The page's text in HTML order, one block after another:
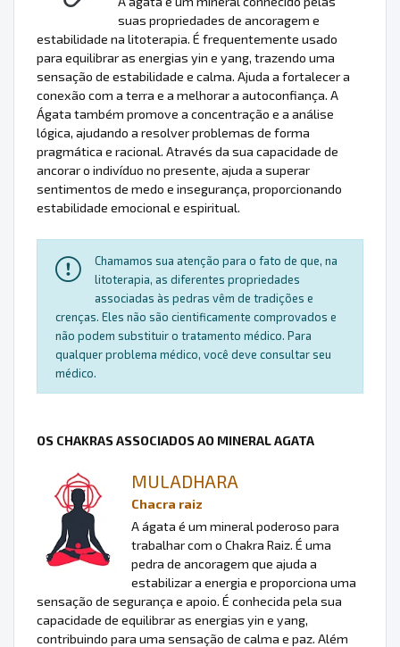
suas propriedades de ancoragem e
estabilidade na litoterapia. É frequentemente usado
para equilibrar as energias yin e yang, trazendo uma
sensação de estabilidade e calma. Ajuda a fortalecer a
conexão com a terra e a melhorar a autoconfiança. A
Ágata também promove a concentração e a análise
lógica, ajudando a resolver problemas de forma
pragmática e racional. Através da sua capacidade de
ancorar o indivíduo no presente, ajuda a superar
sentimentos de medo e insegurança, proporcionando
estabilidade emocional e espiritual.
Chamamos sua atenção para o fato de que, na
litoterapia, as diferentes propriedades
associadas às pedras vêm de tradições e
crenças. Eles não são cientificamente comprovados e
não podem substituir o tratamento médico. Para
qualquer problema médico, você deve consultar seu
médico.
OS CHAKRAS ASSOCIADOS AO MINERAL AGATA
MULADHARA
Chacra raiz
A ágata é um mineral poderoso para
trabalhar com o Chakra Raiz. É uma
pedra de ancoragem que ajuda a
estabilizar a energia e proporciona uma
sensação de segurança e apoio. É conhecida pela sua
capacidade de equilibrar as energias yin e yang,
contribuindo para uma sensação de calma e paz. Além